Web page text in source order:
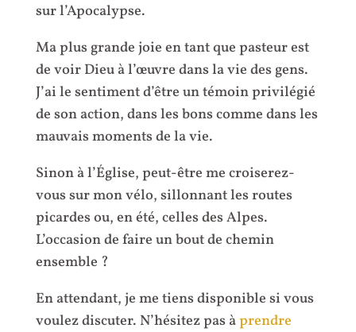
sur l’Apocalypse.
Ma plus grande joie en tant que pasteur est
de voir Dieu à l’œuvre dans la vie des gens.
J’ai le sentiment d’être un témoin privilégié
de son action, dans les bons comme dans les
mauvais moments de la vie.
Sinon à l’Église, peut-être me croiserez-
vous sur mon vélo, sillonnant les routes
picardes ou, en été, celles des Alpes.
L’occasion de faire un bout de chemin
ensemble ?
En attendant, je me tiens disponible si vous
voulez discuter. N’hésitez pas àprendre